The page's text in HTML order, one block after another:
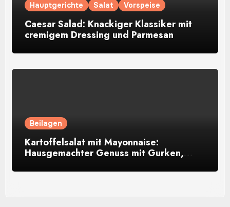
Hauptgerichte Salat Vorspeise
Caesar Salad: Knackiger Klassiker mit
cremigem Dressing und Parmesan
Beilagen
Kartoffelsalat mit Mayonnaise:
Hausgemachter Genuss mit Gurken,